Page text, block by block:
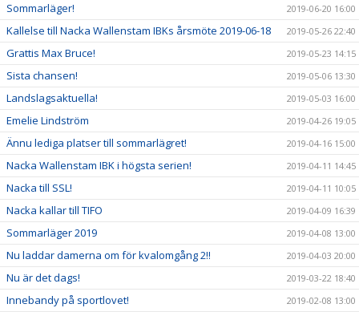
Sommarläger! 2019-06-20 16:00
Kallelse till Nacka Wallenstam IBKs årsmöte 2019-06-18 2019-05-26 22:40
Grattis Max Bruce! 2019-05-23 14:15
Sista chansen! 2019-05-06 13:30
Landslagsaktuella! 2019-05-03 16:00
Emelie Lindström 2019-04-26 19:05
Ännu lediga platser till sommarlägret! 2019-04-16 15:00
Nacka Wallenstam IBK i högsta serien! 2019-04-11 14:45
Nacka till SSL! 2019-04-11 10:05
Nacka kallar till TIFO 2019-04-09 16:39
Sommarläger 2019 2019-04-08 13:00
Nu laddar damerna om för kvalomgång 2!! 2019-04-03 20:00
Nu är det dags! 2019-03-22 18:40
Innebandy på sportlovet! 2019-02-08 13:00